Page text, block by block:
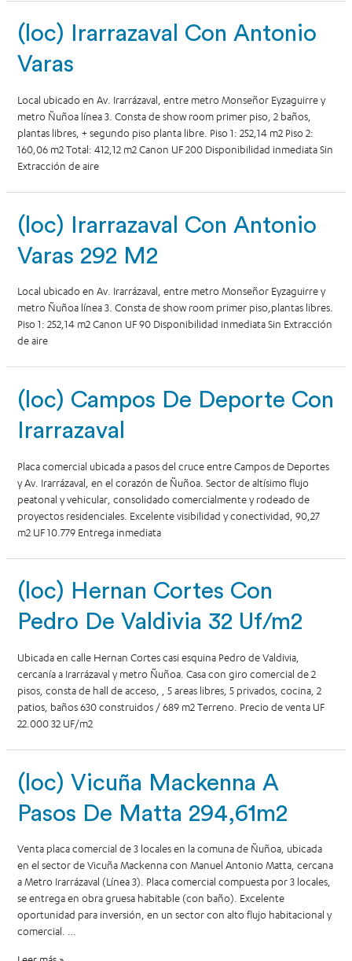
(loc) Irarrazaval Con Antonio
Varas
Local ubicado en Av. Irarrázaval, entre metro Monseñor Eyzaguirre y
metro Ñuñoa línea 3. Consta de show room primer piso, 2 baños,
plantas libres, + segundo piso planta libre. Piso 1: 252,14 m2 Piso 2:
160,06 m2 Total: 412,12 m2 Canon UF 200 Disponibilidad inmediata Sin
Extracción de aire
(loc) Irarrazaval Con Antonio
Varas 292 M2
Local ubicado en Av. Irarrázaval, entre metro Monseñor Eyzaguirre y
metro Ñuñoa línea 3. Consta de show room primer piso,plantas libres.
Piso 1: 252,14 m2 Canon UF 90 Disponibilidad inmediata Sin Extracción
de aire
(loc) Campos De Deporte Con
Irarrazaval
Placa comercial ubicada a pasos del cruce entre Campos de Deportes
y Av. Irarrázaval, en el corazón de Ñuñoa. Sector de altísimo flujo
peatonal y vehicular, consolidado comercialmente y rodeado de
proyectos residenciales. Excelente visibilidad y conectividad, 90,27
m2 UF 10.779 Entrega inmediata
(loc) Hernan Cortes Con
Pedro De Valdivia 32 Uf/m2
Ubicada en calle Hernan Cortes casi esquina Pedro de Valdivia,
cercanía a Irarrázaval y metro Ñuñoa. Casa con giro comercial de 2
pisos, consta de hall de acceso, , 5 areas libres, 5 privados, cocina, 2
patios, baños 630 construidos / 689 m2 Terreno. Precio de venta UF
22.000 32 UF/m2
(loc) Vicuña Mackenna A
Pasos De Matta 294,61m2
Venta placa comercial de 3 locales en la comuna de Ñuñoa, ubicada
en el sector de Vicuña Mackenna con Manuel Antonio Matta, cercana
a Metro Irarrázaval (Línea 3). Placa comercial compuesta por 3 locales,
se entrega en obra gruesa habitable (con baño). Excelente
oportunidad para inversión, en un sector con alto flujo habitacional y
comercial. …